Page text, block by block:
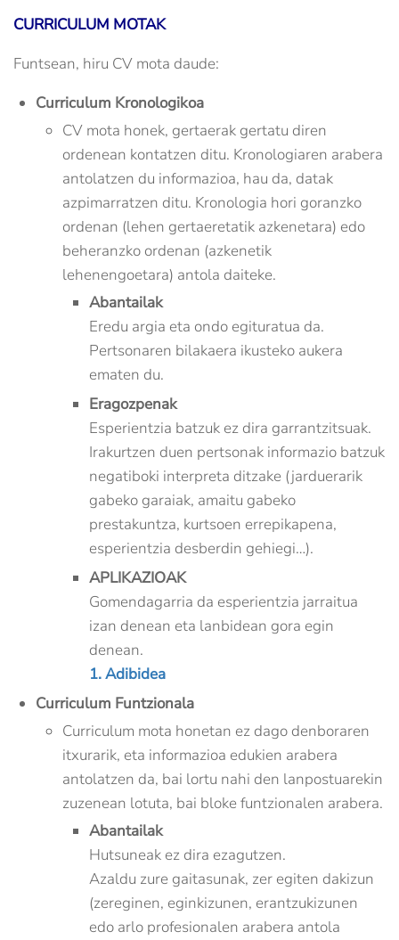
CURRICULUM MOTAK
Funtsean, hiru CV mota daude:
Curriculum Kronologikoa
CV mota honek, gertaerak gertatu diren
ordenean kontatzen ditu. Kronologiaren arabera
antolatzen du informazioa, hau da, datak
azpimarratzen ditu. Kronologia hori goranzko
ordenan (lehen gertaeretatik azkenetara) edo
beheranzko ordenan (azkenetik
lehenengoetara) antola daiteke.
Abantailak
Eredu argia eta ondo egituratua da.
Pertsonaren bilakaera ikusteko aukera
ematen du.
Eragozpenak
Esperientzia batzuk ez dira garrantzitsuak.
Irakurtzen duen pertsonak informazio batzuk
negatiboki interpreta ditzake (jarduerarik
gabeko garaiak, amaitu gabeko
prestakuntza, kurtsoen errepikapena,
esperientzia desberdin gehiegi…).
APLIKAZIOAK
Gomendagarria da esperientzia jarraitua
izan denean eta lanbidean gora egin
denean.
1. Adibidea
Curriculum Funtzionala
Curriculum mota honetan ez dago denboraren
itxurarik, eta informazioa edukien arabera
antolatzen da, bai lortu nahi den lanpostuarekin
zuzenean lotuta, bai bloke funtzionalen arabera.
Abantailak
Hutsuneak ez dira ezagutzen.
Azaldu zure gaitasunak, zer egiten dakizun
(zereginen, eginkizunen, erantzukizunen
edo arlo profesionalen arabera antola